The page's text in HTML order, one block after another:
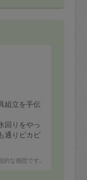
組立を手伝
回りをやっ
通りピカピ
な感想です。